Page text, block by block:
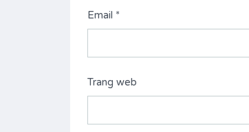
Email *
Trang web